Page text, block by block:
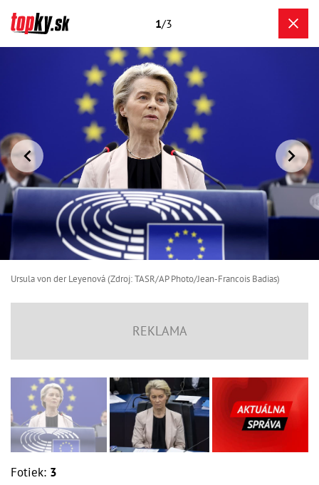
1/3
Ursula von der Leyenová (Zdroj: TASR/AP Photo/Jean-Francois Badias)
Fotiek: 3